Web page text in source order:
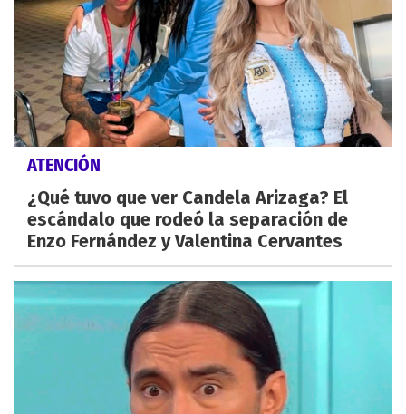
ATENCIÓN
¿Qué tuvo que ver Candela Arizaga? El
escándalo que rodeó la separación de
Enzo Fernández y Valentina Cervantes